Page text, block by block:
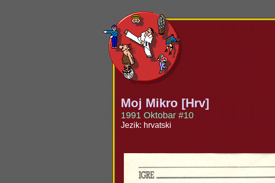
Moj Mikro [Hrv]
1991 Oktobar #10
Jezik: hrvatski